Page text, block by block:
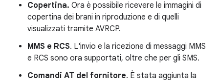
Copertina. Ora è possibile ricevere le immagini di
copertina dei brani in riproduzione e di quelli
visualizzati tramite AVRCP.
MMS e RCS. L'invio e la ricezione di messaggi MMS
e RCS sono ora supportati, oltre che per gli SMS.
Comandi AT del fornitore. È stata aggiunta la